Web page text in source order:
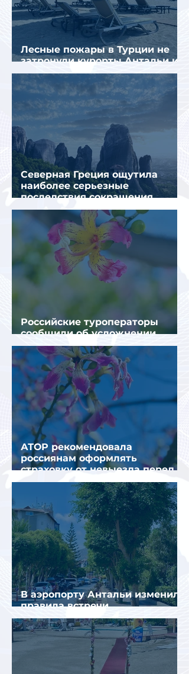
Лесные пожары в Турции не
затронули курорты Антальи и
Муглы
Северная Греция ощутила
наиболее серьезные
последствия сокращения
турпотока из России
Российские туроператоры
сообщили об усложнении
получения виз в Грецию
АТОР рекомендовала
россиянам оформлять
страховку от невыезда перед
поездкой в Грецию
В аэропорту Антальи изменили
правила встречи
организованных туристов